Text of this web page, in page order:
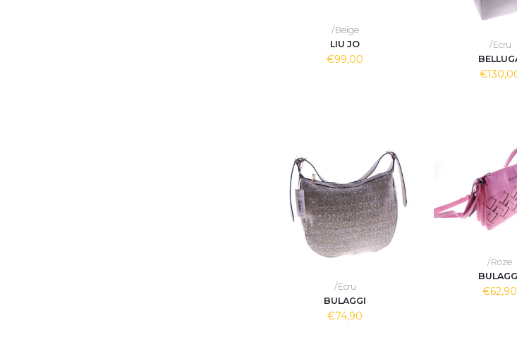
/ Beige
LIU JO
€99,00
/ Ecru
/ Ecru
BULAGGI
€74,90
/ Roze
€62,90